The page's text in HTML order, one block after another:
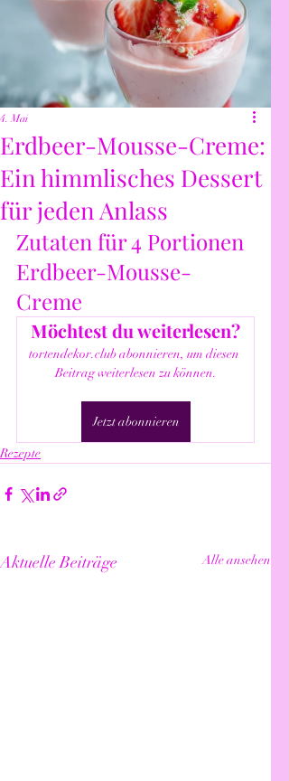
Erdbeer-Mousse-Creme:
Ein himmlisches Dessert
für jeden Anlass
4. Mai
Zutaten für 4 Portionen
Erdbeer-Mousse-
Creme
Möchtest du weiterlesen?
tortendekor.club abonnieren, um diesen
Beitrag weiterlesen zu können.
Jetzt abonnieren
Rezepte
Aktuelle Beiträge Alle ansehen